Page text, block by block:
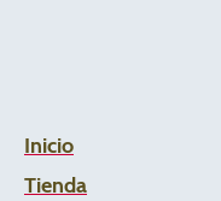
Inicio
Tienda